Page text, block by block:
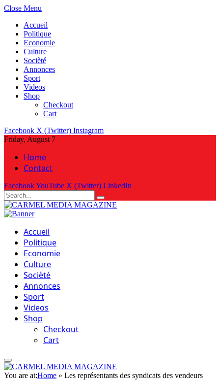
Close Menu
Accueil
Politique
Economie
Culture
Socièté
Annonces
Sport
Videos
Shop
Checkout
Cart
Facebook X (Twitter) Instagram
Friday, August 7
Home
Contact
FacebookYouTube X (Twitter) LinkedIn
Accueil
Politique
Economie
Culture
Socièté
Annonces
Sport
Videos
Shop
Checkout
Cart
You are at:Home » Les représentants des syndicats des vendeurs